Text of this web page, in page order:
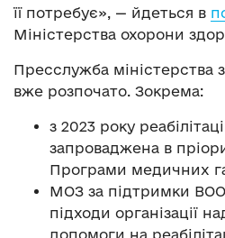
її потребує», — йдеться в
Міністерства охорони
Пресслужба міністерства
вже розпочато. Зокрема:
з 2023 року
запроваджена в
Програми медичних
МОЗ за підтримки
підходи організації
допомоги на